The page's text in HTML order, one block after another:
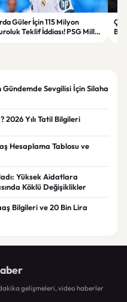
Güler İçin 115 Milyon
Teklif İddiası! PSG Milli
Sevgilisi İçin Silaha
2026 Yılı Tatil Bilgileri
Hesaplama Tablosu ve
Yüksek Aidatlara
Köklü Değişiklikler
Bilgileri ve 20 Bin Lira
gelişmeleri, video haberler